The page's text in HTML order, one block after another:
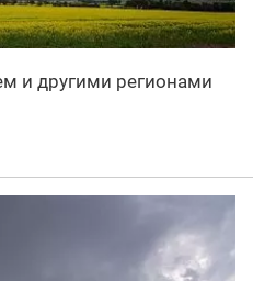
и другими регионами